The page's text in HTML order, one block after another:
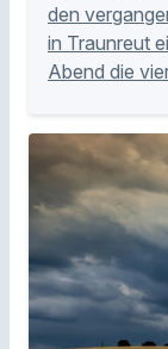
den
in Traunreut
Abend die